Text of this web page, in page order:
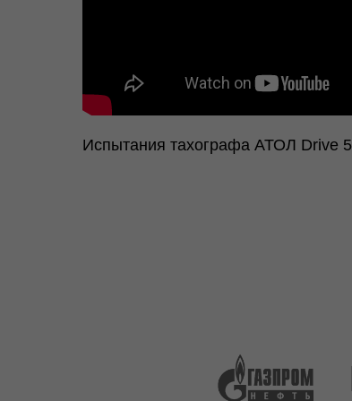
Испытания тахографа АТОЛ Drive 5